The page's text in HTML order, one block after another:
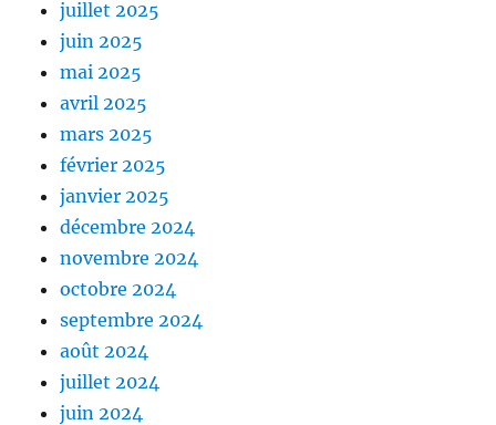
juillet 2025
juin 2025
mai 2025
avril 2025
mars 2025
février 2025
janvier 2025
décembre 2024
novembre 2024
octobre 2024
septembre 2024
août 2024
juillet 2024
juin 2024